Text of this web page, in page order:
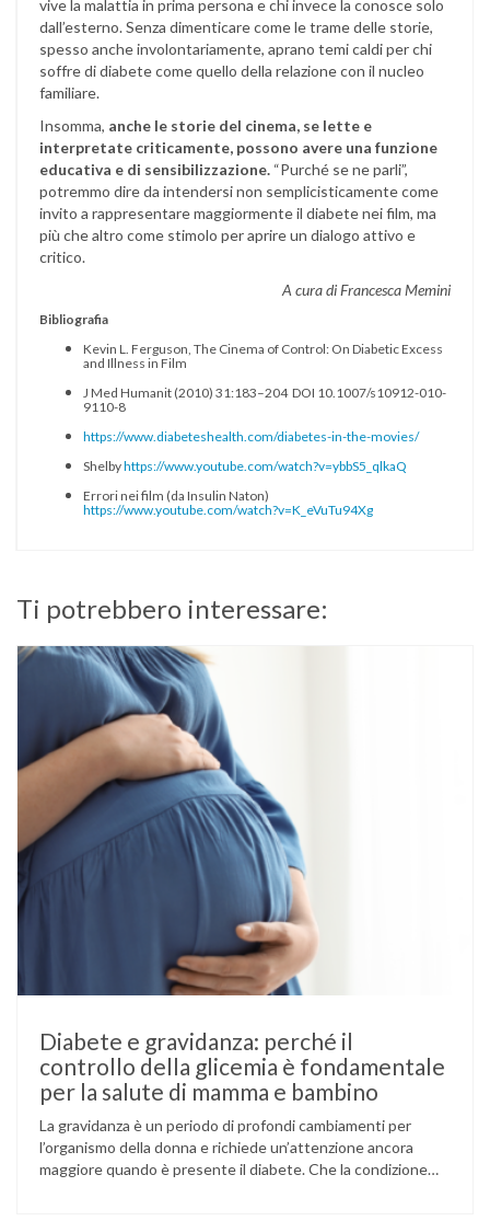
vive la malattia in prima persona e chi invece la conosce solo
dall’esterno. Senza dimenticare come le trame delle storie,
spesso anche involontariamente, aprano temi caldi per chi
soffre di diabete come quello della relazione con il nucleo
familiare.
Insomma, anche le storie del cinema, se lette e
interpretate criticamente, possono avere una funzione
educativa e di sensibilizzazione. “Purché se ne parli”,
potremmo dire da intendersi non semplicisticamente come
invito a rappresentare maggiormente il diabete nei film, ma
più che altro come stimolo per aprire un dialogo attivo e
critico.
A cura di Francesca Memini
Bibliografia
Kevin L. Ferguson, The Cinema of Control: On Diabetic Excess
and Illness in Film
J Med Humanit (2010) 31:183–204 DOI 10.1007/s10912-010-
9110-8
https://www.diabeteshealth.com/diabetes-in-the-movies/
Shelbyhttps://www.youtube.com/watch?v=ybbS5_qlkaQ
Errori nei film (da Insulin Naton)
https://www.youtube.com/watch?v=K_eVuTu94Xg
Ti potrebbero interessare:
Diabete e gravidanza: perché il
controllo della glicemia è fondamentale
per la salute di mamma e bambino
La gravidanza è un periodo di profondi cambiamenti per
l’organismo della donna e richiede un’attenzione ancora
maggiore quando è presente il diabete. Che la condizione